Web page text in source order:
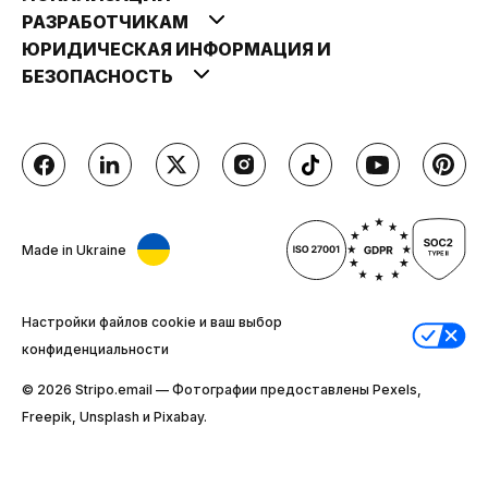
РАЗРАБОТЧИКАМ
ЮРИДИЧЕСКАЯ ИНФОРМАЦИЯ И
БЕЗОПАСНОСТЬ
Made in Ukraine
Настройки файлов cookie и ваш выбор
конфиденциальности
© 2026 Stripо.email — Фотографии предоставлены Pexels,
Freepik, Unsplash и Pixabay.